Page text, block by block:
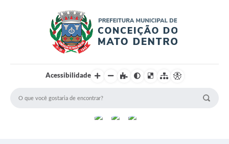
Acessibilidade